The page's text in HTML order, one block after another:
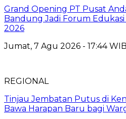
Grand Opening PT Pusat
Bandung Jadi Forum
2026
Jumat, 7 Agu 2026 - 17:44 WIB
REGIONAL
Tinjau Jembatan Putus di
Bawa Harapan Baru bagi